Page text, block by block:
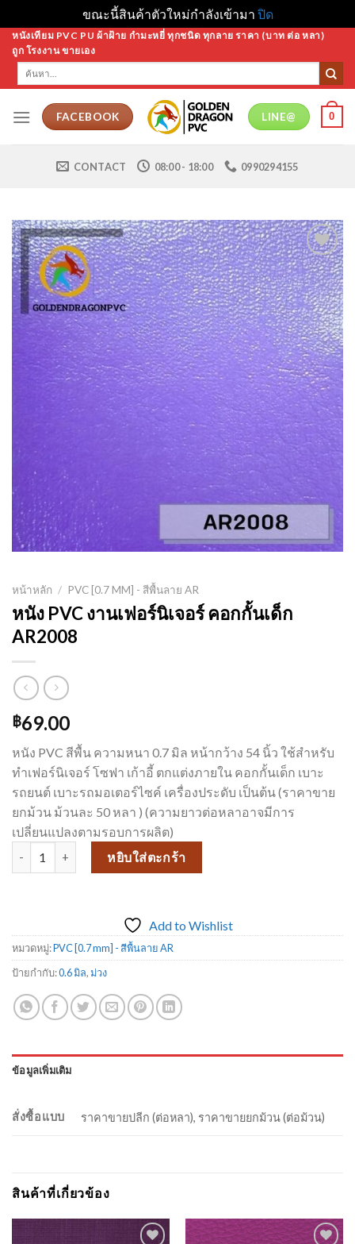
ขณะนี้สินค้าตัวใหม่กำลังเข้ามา ปิด
Skip
content
หนังเทียม PVC PU ผ้าฝ้าย กำมะหยี่ ทุกชนิด ทุกลาย ราคา (บาท ต่อ หลา)
ถูก โรงงาน ขายเอง
ค้นหา:
FACEBOOK LINE@ 0
CONTACT 08:00 - 18:00 0990294155
Add to
Wishlist
หน้าหลัก / PVC [0.7 MM] - สีพื้นลาย AR
หนัง PVC งานเฟอร์นิเจอร์ คอกกั้นเด็ก
AR2008
฿69.00
หนัง PVC สีพื้น ความหนา 0.7 มิล หน้ากว้าง 54 นิ้ว ใช้สำหรับ
ทำเฟอร์นิเจอร์ โซฟา เก้าอี้ ตกแต่งภายใน คอกกั้นเด็ก เบาะ
รถยนต์ เบาะรถมอเตอร์ไซค์ เครื่องประดับ เป็นต้น (ราคาขาย
ยกม้วน ม้วนละ 50 หลา ) (ความยาวต่อหลาอาจมีการ
เปลี่ยนแปลงตามรอบการผลิต)
จำนวน หนัง PVC งานเฟอร์นิเจอร์ คอกกั้นเด็ก AR2008 ชิ้น
หยิบใส่ตะกร้า
Add to Wishlist
หมวดหมู่:PVC [0.7 mm] - สีพื้นลาย AR
ป้ายกำกับ:0.6 มิล,ม่วง
ข้อมูลเพิ่มเติม
สั่งซื้อแบบ ราคาขายปลีก (ต่อหลา), ราคาขายยกม้วน (ต่อม้วน)
สินค้าที่เกี่ยวข้อง